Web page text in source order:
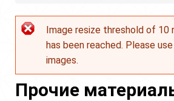
ы
е
с
Сообщение
ошибке
Image resize threshold of 10
has been reached. Please
images.
Прочие